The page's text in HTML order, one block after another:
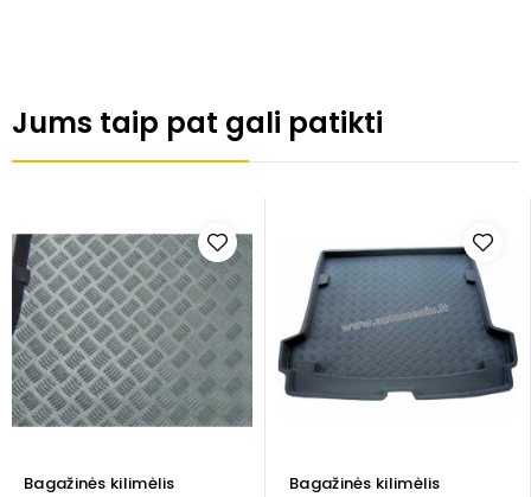
Jums taip pat gali patikti
Bagažinės kilimėlis
Bagažinės kilimėlis